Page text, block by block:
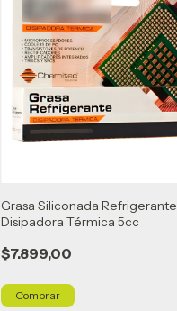
Grasa Siliconada Refrigerante
Disipadora Térmica 5cc
$7.899,00